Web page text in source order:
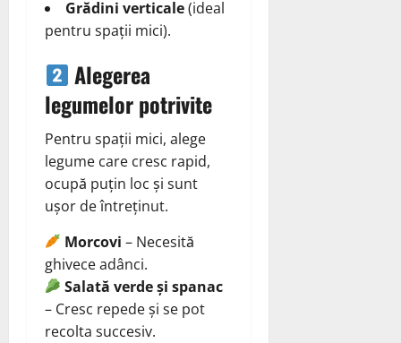
Grădini verticale(ideal
pentru spații mici).
Alegerea
legumelor potrivite
Pentru spații mici, alege
legume care cresc rapid,
ocupă puțin loc și sunt
ușor de întreținut.
Morcovi – Necesită
ghivece adânci.
Salată verde și spanac
– Cresc repede și se pot
recolta succesiv.